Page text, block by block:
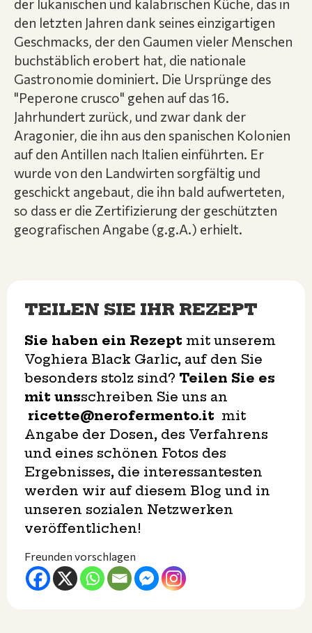
der lukanischen und kalabrischen Küche, das in
den letzten Jahren dank seines einzigartigen
Geschmacks, der den Gaumen vieler Menschen
buchstäblich erobert hat, die nationale
Gastronomie dominiert. Die Ursprünge des
"Peperone crusco" gehen auf das 16.
Jahrhundert zurück, und zwar dank der
Aragonier, die ihn aus den spanischen Kolonien
auf den Antillen nach Italien einführten. Er
wurde von den Landwirten sorgfältig und
geschickt angebaut, die ihn bald aufwerteten,
so dass er die Zertifizierung der geschützten
geografischen Angabe (g.g.A.) erhielt.
TEILEN SIE IHR REZEPT
Sie haben ein Rezept mit unserem
Voghiera Black Garlic, auf den Sie
besonders stolz sind? Teilen Sie es
mit unsschreiben Sie uns an
ricette@nerofermento.it mit
Angabe der Dosen, des Verfahrens
und eines schönen Fotos des
Ergebnisses, die interessantesten
werden wir auf diesem Blog und in
unseren sozialen Netzwerken
veröffentlichen!
Freunden vorschlagen